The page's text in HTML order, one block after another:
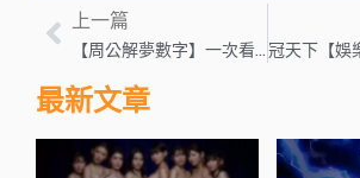
上一篇
最新文章